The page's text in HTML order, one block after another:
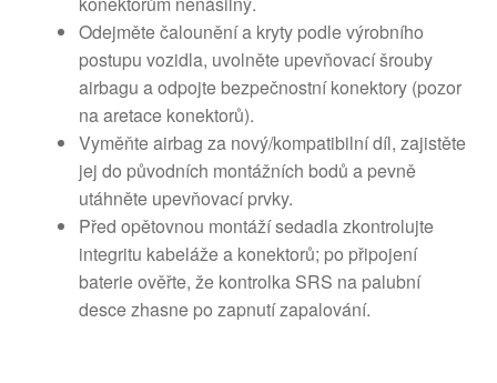
Odejměte čalounění a kryty podle výrobního
postupu vozidla, uvolněte upevňovací šrouby
airbagu a odpojte bezpečnostní konektory (pozor
na aretace konektorů).
Vyměňte airbag za nový/kompatibilní díl, zajistěte
jej do původních montážních bodů a pevně
utáhněte upevňovací prvky.
Před opětovnou montáží sedadla zkontrolujte
integritu kabeláže a konektorů; po připojení
baterie ověřte, že kontrolka SRS na palubní
desce zhasne po zapnutí zapalování.